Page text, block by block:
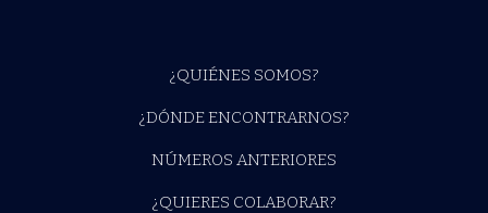
¿QUIÉNES SOMOS?
¿DÓNDE ENCONTRARNOS?
NÚMEROS ANTERIORES
¿QUIERES COLABORAR?